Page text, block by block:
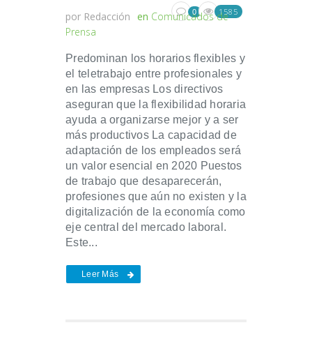
por Redacción en Comunicados de
Prensa
0 1585
Predominan los horarios flexibles y
el teletrabajo entre profesionales y
en las empresas Los directivos
aseguran que la flexibilidad horaria
ayuda a organizarse mejor y a ser
más productivos La capacidad de
adaptación de los empleados será
un valor esencial en 2020 Puestos
de trabajo que desaparecerán,
profesiones que aún no existen y la
digitalización de la economía como
eje central del mercado laboral.
Este...
Leer Más